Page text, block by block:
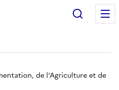
de l’Agriculture et de